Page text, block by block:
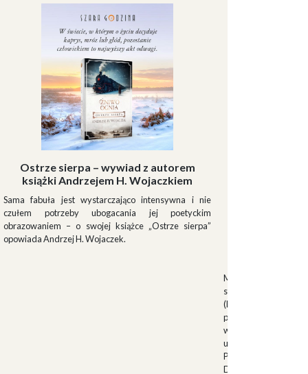
Ostrze sierpa – wywiad z autorem
książki Andrzejem H. Wojaczkiem
Sama fabuła jest wystarczająco intensywna i nie
czułem potrzeby ubogacania jej poetyckim
obrazowaniem – o swojej książce „Ostrze sierpa”
opowiada Andrzej H. Wojaczek.
Muszkieterowie
stanowili elitarną
(Milizia Volontaria
pełniącą rolę
w latach 1923-
uroczystościach
Palazzo Venezia w
Duce.